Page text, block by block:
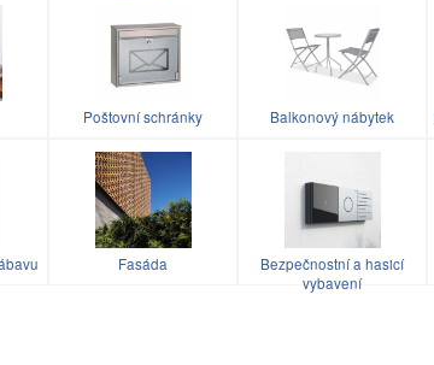
Poštovní schránky Balkonový nábytek
Fasáda
Bezpečnostní a hasicí
vybavení